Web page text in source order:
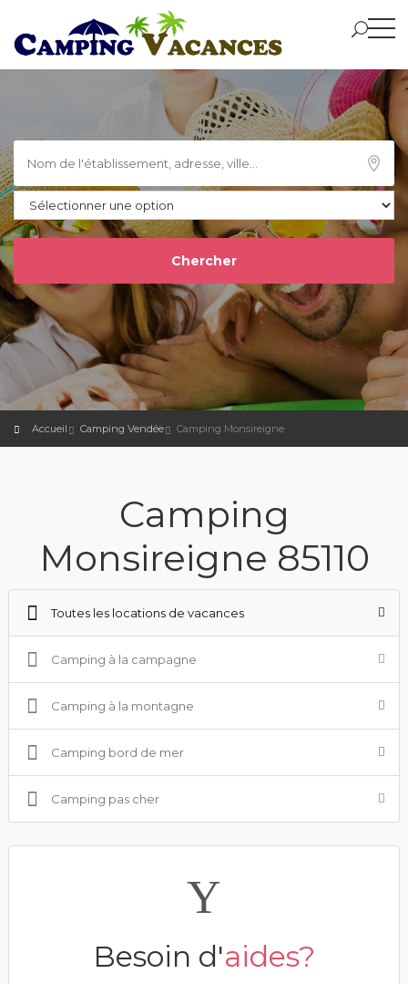
Accueil Camping Vendée Camping Monsireigne
Camping
Monsireigne 85110
Toutes les locations de vacances
Camping à la campagne
Camping à la montagne
Camping bord de mer
Camping pas cher
Besoin d'aides?